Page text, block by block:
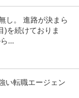
し。 進路が決まら
)を続けておりま
...
い転職エージェン